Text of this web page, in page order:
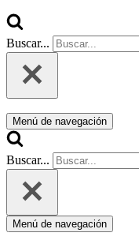
Buscar...
Menú de navegación
Buscar...
Menú de navegación